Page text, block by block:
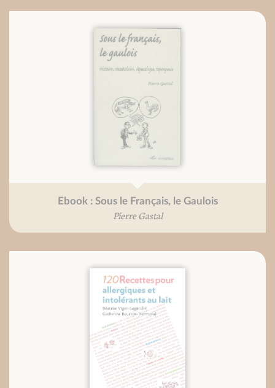
Ebook : Sous le Français, le Gaulois
Pierre Gastal